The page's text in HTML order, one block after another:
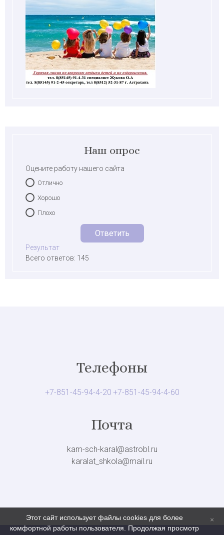
Наш опрос
Оцените работу нашего сайта
Отлично
Хорошо
Плохо
Результат
Всего ответов: 145
Телефоны
+7-851-45-94-4-20 +7-851-45-94-4-60
Почта
kam-sch-karal@astrobl.ru
karalat_shkola@mail.ru
Этот сайт использует файлы cookies для более
комфортной работы пользователя. Продолжая просмотр